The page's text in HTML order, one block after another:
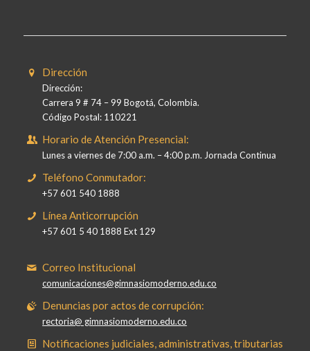
Dirección
Dirección:
Carrera 9 # 74 – 99 Bogotá, Colombia.
Código Postal: 110221
Horario de Atención Presencial:
Lunes a viernes de 7:00 a.m. – 4:00 p.m. Jornada Continua
Teléfono Conmutador:
+57 601 540 1888
Línea Anticorrupción
+57 601 5 40 1888 Ext 129
Correo Institucional
comunicaciones@gimnasiomoderno.edu.co
Denuncias por actos de corrupción:
rectoria@ gimnasiomoderno.edu.co
Notificaciones judiciales, administrativas, tributarias